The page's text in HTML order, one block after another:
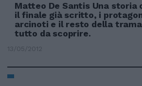
Matteo De Santis Una storia
il finale già scritto, i
arcinoti e il resto della trama
tutto da scoprire.
13/05/2012